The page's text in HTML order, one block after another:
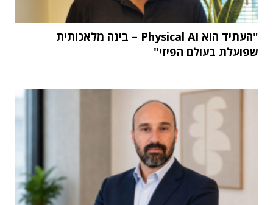
"העתיד הוא Physical AI – בינה מלאכותית
שפועלת בעולם הפיזי"